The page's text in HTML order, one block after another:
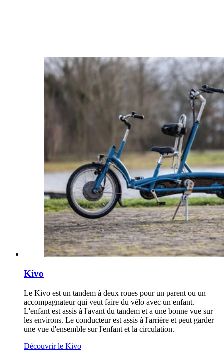
Kivo
Le Kivo est un tandem à deux roues pour un parent ou un
accompagnateur qui veut faire du vélo avec un enfant.
L'enfant est assis à l'avant du tandem et a une bonne vue sur
les environs. Le conducteur est assis à l'arrière et peut garder
une vue d'ensemble sur l'enfant et la circulation.
Découvrir le Kivo